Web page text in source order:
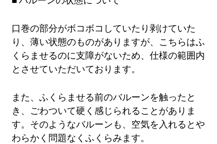
口巻の部分がボコボコしていたり剥けていた
り、薄い状態のものがありますが、こちらはふ
くらませるのに支障がないため、仕様の範囲内
とさせていただいております。
また、ふくらませる前のバルーンを触ったと
き、ごわついて硬く感じられることがありま
す。そのようなバルーンも、空気を入れるとや
わらかく問題なくふくらみます。